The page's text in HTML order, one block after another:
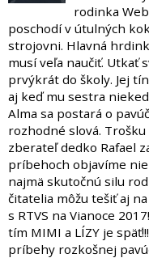
rodinka
poschodí v útulných
strojovni. Hlavná
musí veľa naučiť. Utkať
prvýkrát do školy. Jej
aj keď mu sestra
Alma sa postará o
rozhodné slová.
zberateľ dedko Rafael
príbehoch objavíme
najmä skutočnú silu
čitatelia môžu tešiť aj
s RTVS na Vianoce
tím MIMI a LÍZY je
príbehy rozkošnej